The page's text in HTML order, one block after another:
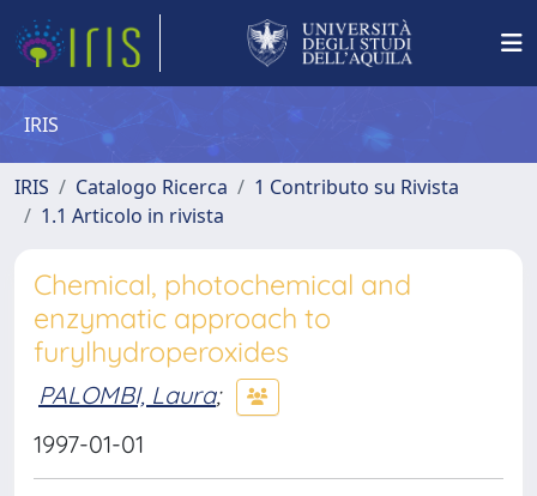
IRIS
IRIS Catalogo Ricerca
1 Contributo su Rivista
1.1 Articolo in rivista
Chemical, photochemical and
enzymatic approach to
furylhydroperoxides
PALOMBI, Laura;
1997-01-01